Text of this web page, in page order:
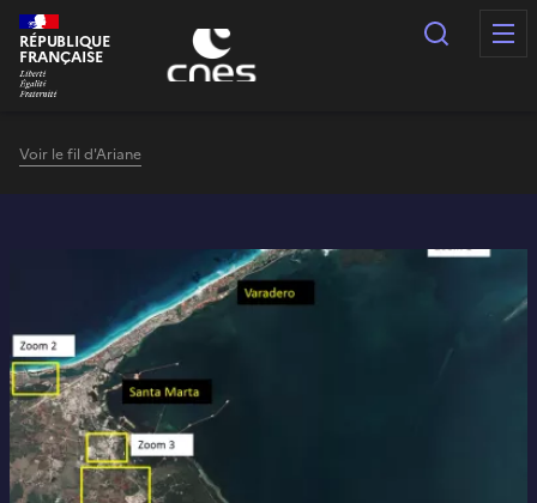
Panneau de gestion des cookies
RÉPUBLIQUE
FRANÇAISE
Voir le fil d'Ariane